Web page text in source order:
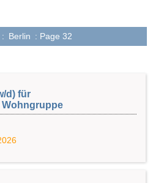
: Berlin : Page 32
d) für